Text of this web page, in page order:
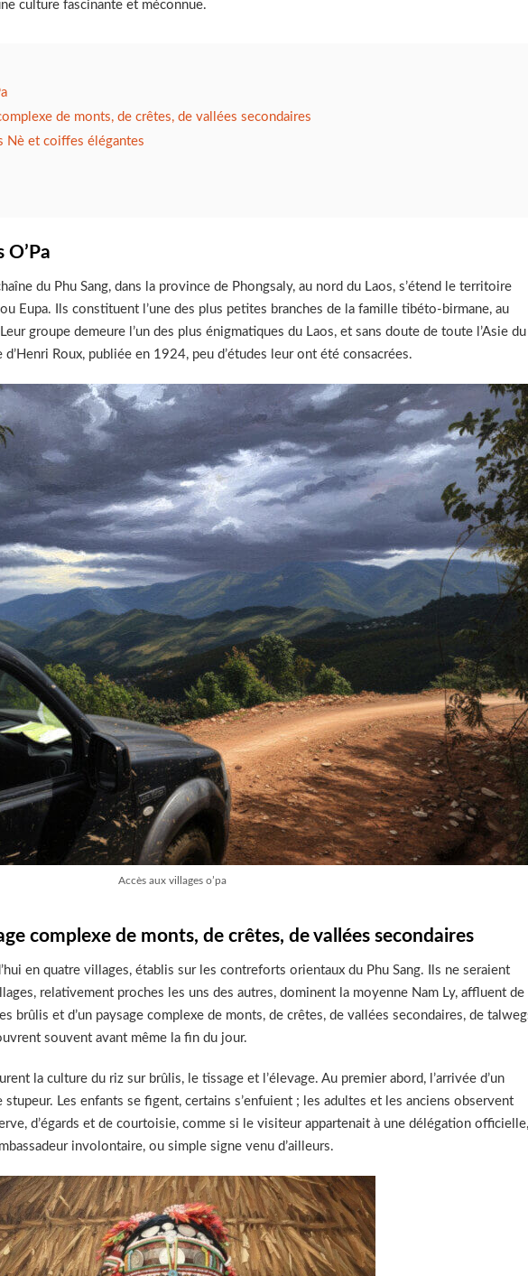
culture fascinante et méconnue.
de monts, de crêtes, de vallées secondaires
Nè et coiffes élégantes
du Phu Sang, dans la province de Phongsaly, au nord du Laos, s’étend le territoire
Eupa. Ils constituent l’une des plus petites branches de la famille tibéto-birmane, au
groupe demeure l’un des plus énigmatiques du Laos, et sans doute de toute l’Asie du
Roux, publiée en 1924, peu d’études leur ont été consacrées.
Accès aux villages o’pa
complexe de monts, de crêtes, de vallées secondaires
en quatre villages, établis sur les contreforts orientaux du Phu Sang. Ils ne seraient
relativement proches les uns des autres, dominent la moyenne Nam Ly, affluent de
brûlis et d’un paysage complexe de monts, de crêtes, de vallées secondaires, de
souvent avant même la fin du jour.
la culture du riz sur brûlis, le tissage et l’élevage. Au premier abord, l’arrivée d’un
Les enfants se figent, certains s’enfuient ; les adultes et les anciens observent
d’égards et de courtoisie, comme si le visiteur appartenait à une délégation officielle,
involontaire, ou simple signe venu d’ailleurs.